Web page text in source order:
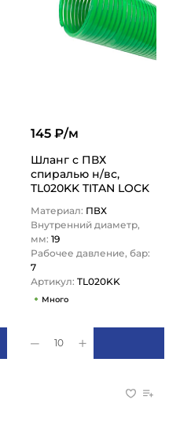
145 ₽/м
Шланг с ПВХ
спиралью н/вс,
TL020KK TITAN LOCK
Материал: ПВХ
Внутренний диаметр,
мм: 19
Рабочее давление, бар:
7
Артикул: TL020KK
Много
10